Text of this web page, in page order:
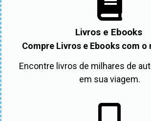
Livros e Ebooks
Compre Livros e Ebooks com o
Encontre livros de milhares de
em sua viagem.